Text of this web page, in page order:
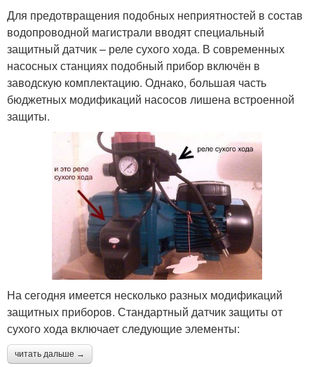
Хода для колодца Циркуляционный насос
Хода с автоматическим
перезапуском
Для предотвращения подобных неприятностей в состав
водопроводной магистрали вводят специальный
защитный датчик – реле сухого хода. В современных
насосных станциях подобный прибор включён в
заводскую комплектацию. Однако, большая часть
бюджетных модификаций насосов лишена встроенной
защиты.
На сегодня имеется несколько разных модификаций
защитных приборов. Стандартный датчик защиты от
сухого хода включает следующие элементы:
читать дальше →